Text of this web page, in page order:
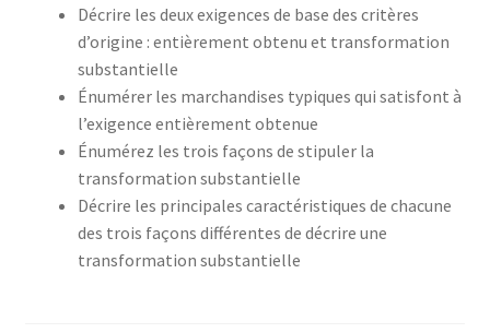
Décrire les deux exigences de base des critères
d’origine : entièrement obtenu et transformation
substantielle
Énumérer les marchandises typiques qui satisfont à
l’exigence entièrement obtenue
Énumérez les trois façons de stipuler la
transformation substantielle
Décrire les principales caractéristiques de chacune
des trois façons différentes de décrire une
transformation substantielle